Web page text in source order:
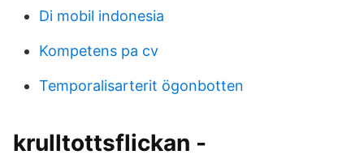
Di mobil indonesia
Kompetens pa cv
Temporalisarterit ögonbotten
krulltottsflickan -